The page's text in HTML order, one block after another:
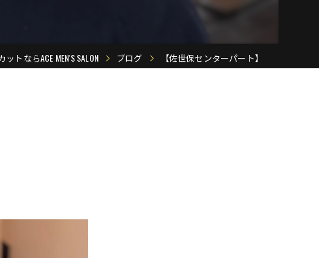
トならACE MEN'S SALON ブログ 【佐世保センターパート】